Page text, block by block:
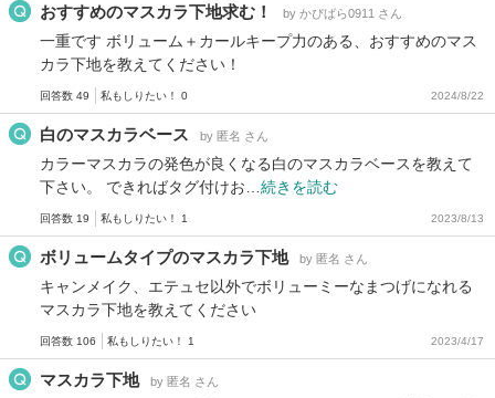
おすすめのマスカラ下地求む！ by かぴばら0911 さん
一重です ボリューム＋カールキープ力のある、おすすめのマス
カラ下地を教えてください！
回答数 49 私もしりたい！ 0 2024/8/22
白のマスカラベース by 匿名 さん
カラーマスカラの発色が良くなる白のマスカラベースを教えて
下さい。 できればタグ付けお… 続きを読む
回答数 19 私もしりたい！ 1 2023/8/13
ボリュームタイプのマスカラ下地 by 匿名 さん
キャンメイク、エテュセ以外でボリューミーなまつげになれる
マスカラ下地を教えてください
回答数 106 私もしりたい！ 1 2023/4/17
マスカラ下地 by 匿名 さん